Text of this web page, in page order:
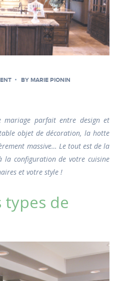
BY MARIE PIONIN
mariage parfait entre design et
objet de décoration, la hotte
massive… Le tout est de la
la configuration de votre cuisine
et votre style !
types de